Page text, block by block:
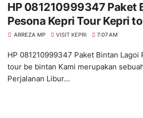
HP 081210999347 Paket
Pesona Kepri Tour Kepri
ARREZA MP VISIT KEPRI 7:07 AM
HP 081210999347 Paket Bintan Lagoi
tour be bintan Kami merupakan
Perjalanan Libur…